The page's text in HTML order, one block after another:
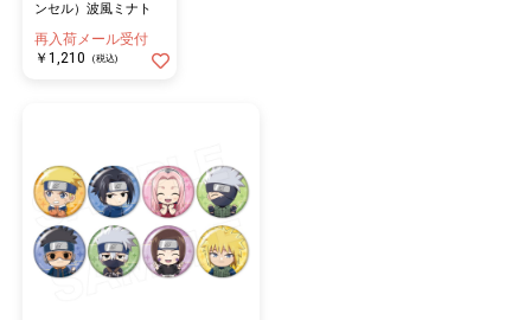
ンセル）波風ミナト
再入荷メール受付
￥1,210
(税込)